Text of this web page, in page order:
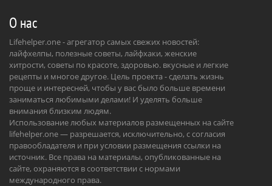
О нас
Lifehelper.one - агрегатор самых свежих новостей:
лайфхелпы, полезные советы, лайфхаки, женские
хитрости, советы по красоте, здоровью. вкусные и легкие
рецепты и многое другое. Цель проекта - сделать жизнь
проще и интересней, чтобы у вас было больше времени
заниматься любимыми делами! И уделять больше
внимания близким людям.
Использование любых материалов размещенных на сайте
lifehelper.one — разрешается, исключительно, с согласия
правообладателя и при условии размещения ссылки на
источник. Все права на материалы, опубликованные на
сайте, охраняются в соответствии с нормами
международного права.